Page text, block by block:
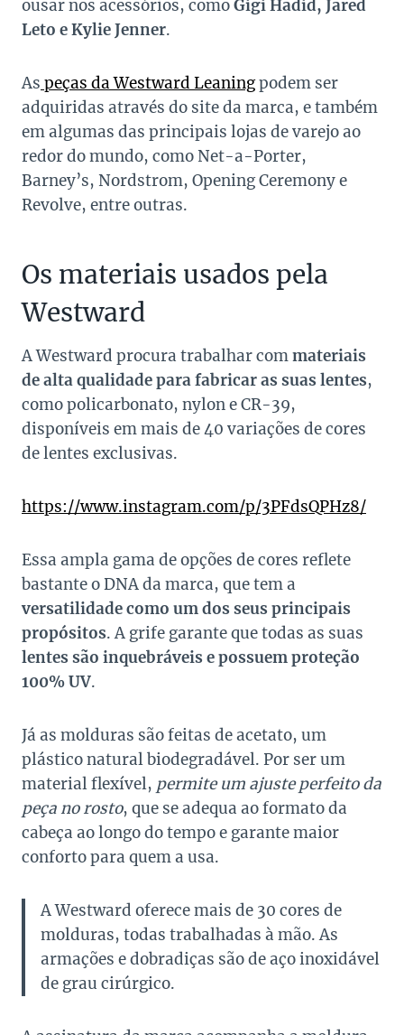
ousar nos acessórios, comoGigi Hadid, Jared
Leto e Kylie Jenner.
As peças da Westward Leaningpodem ser
adquiridas através do siteda marca, e também
em algumas das principais lojas de varejo ao
redor do mundo, como Net-a-Porter,
Barney’s, Nordstrom, Opening Ceremony e
Revolve, entre outras.
Os materiais usados pela
Westward
A Westward procura trabalhar commateriais
de alta qualidade para fabricar as suas lentes,
como policarbonato, nylon e CR-39,
disponíveis em mais de 40 variações de cores
de lentes exclusivas.
https://www.instagram.com/p/3PFdsQPHz8/
Essa ampla gama de opções de cores reflete
bastante o DNA da marca, que tem a
versatilidade como um dos seus principais
propósitos. A grife garante que todas as suas
lentes são inquebráveis e possuem proteção
100% UV.
Já as molduras são feitas de acetato, um
plástico natural biodegradável. Por ser um
material flexível, permite um ajuste perfeito da
peça no rosto, que se adequa ao formato da
cabeça ao longo do tempo e garante maior
conforto para quem a usa.
A Westward oferece mais de 30 cores de
molduras, todas trabalhadas à mão. As
armações e dobradiças são de aço inoxidável
de grau cirúrgico.